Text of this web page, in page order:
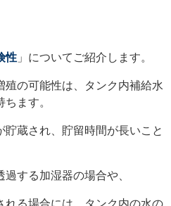
性 」についてご紹介します。
の可能性は、タンク内補給水
ます。
蔵され、貯留時間が長いこと
する加湿器の場合や、